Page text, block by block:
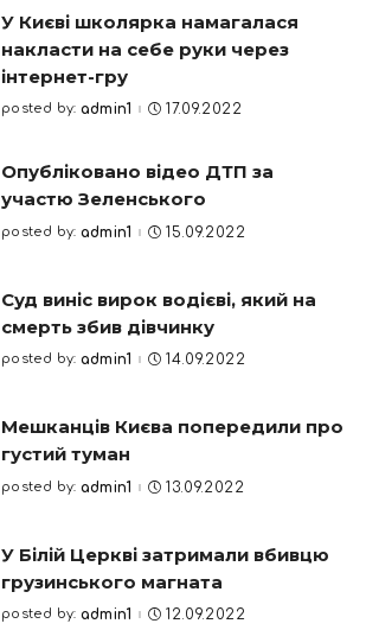
У Києві школярка намагалася
накласти на себе руки через
інтернет-гру
Posted
posted by: admin1 17.09.2022
Опубліковано відео ДТП за
участю Зеленського
Posted
posted by: admin1 15.09.2022
Суд виніс вирок водієві, який на
смерть збив дівчинку
Posted
posted by: admin1 14.09.2022
Мешканців Києва попередили про
густий туман
Posted
posted by: admin1 13.09.2022
У Білій Церкві затримали вбивцю
грузинського магната
Posted
posted by: admin1 12.09.2022